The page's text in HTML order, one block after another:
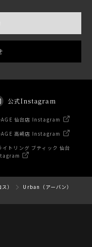
公式Instagram
AGE 仙台店 Instagram
AGE 高崎店 Instagram
イトリング ブティック 仙台
）
Urban（アーバン）